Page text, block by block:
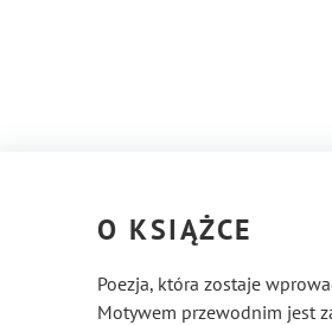
O KSIĄŻCE
Poezja, która zostaje
Motywem przewodnim jest